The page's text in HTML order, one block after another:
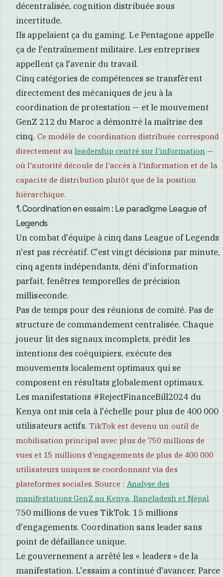
décentralisée, cognition distribuée sous
incertitude.
Ils appelaient ça du gaming. Le Pentagone appelle
ça de l'entraînement militaire. Les entreprises
appellent ça l'avenir du travail.
Cinq catégories de compétences se transfèrent
directement des mécaniques de jeu à la
coordination de protestation — et le mouvement
GenZ 212 du Maroc a démontré la maîtrise des
cinq. Ce modèle de coordination distribuée correspond
directement auleadership centré sur l'information —
où l'autorité découle de l'accès à l'information et de la
capacité de distribution plutôt que de la position
hiérarchique.
1. Coordination en essaim : Le paradigme League of
Legends
Un combat d'équipe à cinq dans League of Legends
n'est pas récréatif. C'est vingt décisions par minute,
cinq agents indépendants, déni d'information
parfait, fenêtres temporelles de précision
milliseconde.
Pas de temps pour des réunions de comité. Pas de
structure de commandement centralisée. Chaque
joueur lit des signaux incomplets, prédit les
intentions des coéquipiers, exécute des
mouvements localement optimaux qui se
composent en résultats globalement optimaux.
Les manifestations #RejectFinanceBill2024 du
Kenya ont mis cela à l'échelle pour plus de 400 000
utilisateurs actifs. TikTok est devenu un outil de
mobilisation principal avec plus de 750 millions de
vues et 15 millions d'engagements de plus de 400 000
utilisateurs uniques se coordonnant via des
plateformes sociales. Source : Analyse des
manifestations GenZ au Kenya, Bangladesh et Népal
750 millions de vues TikTok. 15 millions
d'engagements. Coordination sans leader sans
point de défaillance unique.
Le gouvernement a arrêté les « leaders » de la
manifestation. L'essaim a continué d'avancer. Parce